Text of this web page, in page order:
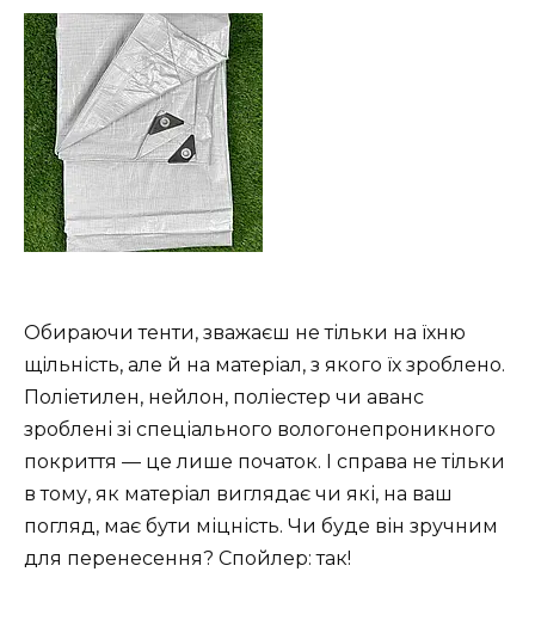
Обираючи тенти, зважаєш не тільки на їхню
щільність, але й на матеріал, з якого їх зроблено.
Поліетилен, нейлон, поліестер чи аванс
зроблені зі спеціального вологонепроникного
покриття — це лише початок. І справа не тільки
в тому, як матеріал виглядає чи які, на ваш
погляд, має бути міцність. Чи буде він зручним
для перенесення? Спойлер: так!